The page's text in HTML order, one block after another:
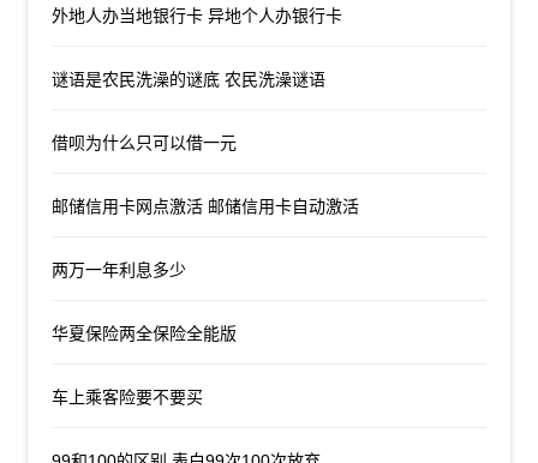
外地人办当地银行卡 异地个人办银行卡
谜语是农民洗澡的谜底 农民洗澡谜语
借呗为什么只可以借一元
邮储信用卡网点激活 邮储信用卡自动激活
两万一年利息多少
华夏保险两全保险全能版
车上乘客险要不要买